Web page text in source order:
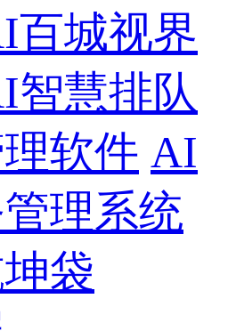
百城视界
智慧排队
软件 AI
理系统
袋